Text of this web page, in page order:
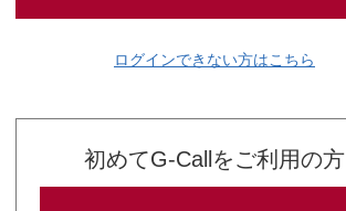
ログインできない方はこちら
初めてG-Callをご利用の方